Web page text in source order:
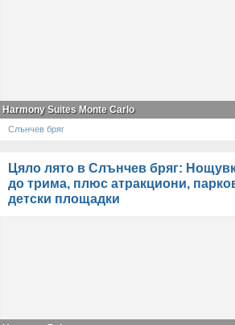
Harmony Suites Monte Carlo
Слънчев бряг
Цяло лято в Слънчев бряг:
до трима, плюс атракциони,
детски площадки